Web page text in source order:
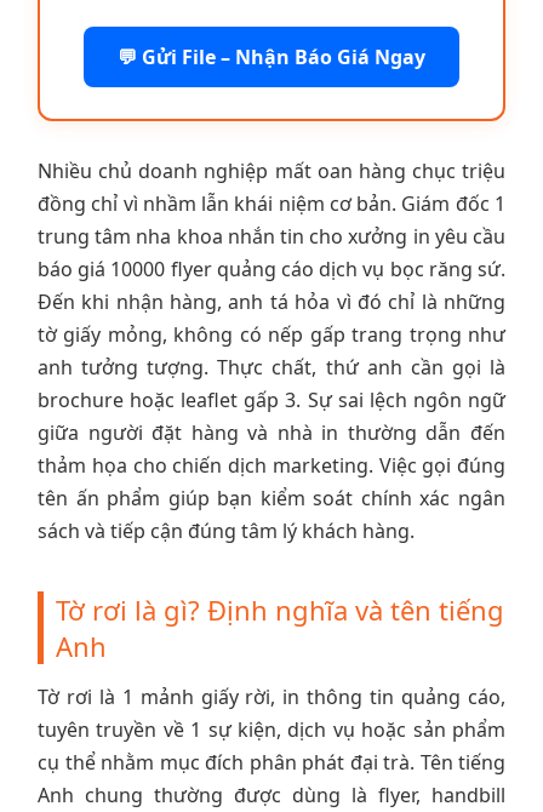
💬 Gửi File – Nhận Báo Giá Ngay
Nhiều chủ doanh nghiệp mất oan hàng chục triệu
đồng chỉ vì nhầm lẫn khái niệm cơ bản. Giám đốc 1
trung tâm nha khoa nhắn tin cho xưởng in yêu cầu
báo giá 10000 flyer quảng cáo dịch vụ bọc răng sứ.
Đến khi nhận hàng, anh tá hỏa vì đó chỉ là những
tờ giấy mỏng, không có nếp gấp trang trọng như
anh tưởng tượng. Thực chất, thứ anh cần gọi là
brochure hoặc leaflet gấp 3. Sự sai lệch ngôn ngữ
giữa người đặt hàng và nhà in thường dẫn đến
thảm họa cho chiến dịch marketing. Việc gọi đúng
tên ấn phẩm giúp bạn kiểm soát chính xác ngân
sách và tiếp cận đúng tâm lý khách hàng.
Tờ rơi là gì? Định nghĩa và tên tiếng
Anh
Tờ rơi là 1 mảnh giấy rời, in thông tin quảng cáo,
tuyên truyền về 1 sự kiện, dịch vụ hoặc sản phẩm
cụ thể nhằm mục đích phân phát đại trà. Tên tiếng
Anh chung thường được dùng là flyer, handbill